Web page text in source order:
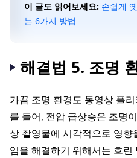
이 글도 읽어보세요: 손쉽게
는 6가지 방법
해결법 5. 조명
가끔 조명 환경도 동영상 플
를 들어, 전압 급상승은 조명
상 촬영물에 시각적으로 영
임을 해결하기 위해서는 흐